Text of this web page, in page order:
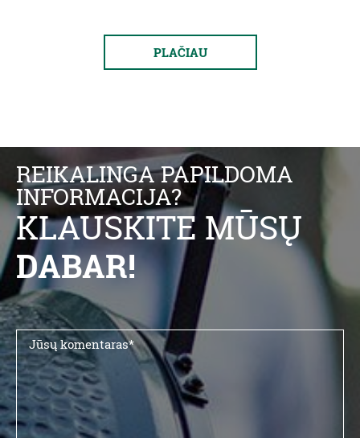
PLAČIAU
REIKALINGA PAPILDOMA
INFORMACIJA?
KLAUSKITE MŪSŲ
DABAR!